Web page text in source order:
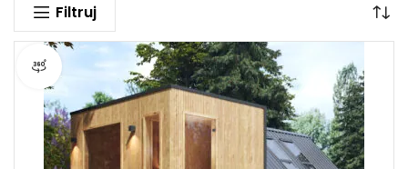
Filtruj
Widok produktu 360°